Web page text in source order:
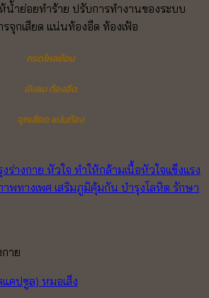
ห้น้ำย่อยทำร้าย ปรับการทำงานของระบบ
จุกเสียด แน่นท้องอืด ท้องเฟ้อ
กรดไหลย้อน
ขับลม ท้องอืด
จุกเสียด แน่นท้อง
าย
คปซูล) หมอเส็ง